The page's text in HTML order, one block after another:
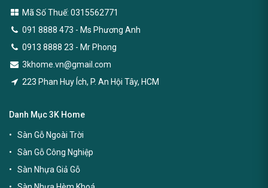
Mã Số Thuế: 0315562771
091 8888 473 - Ms Phương Anh
0913 8888 23 - Mr Phong
3khome.vn@gmail.com
223 Phan Huy Ích, P. An Hội Tây, HCM
Danh Mục 3K Home
Sàn Gỗ Ngoài Trời
Sàn Gỗ Công Nghiệp
Sàn Nhựa Giả Gỗ